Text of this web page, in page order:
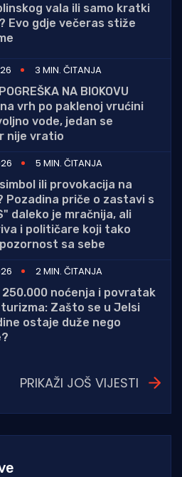
vala ili samo kratki
Evo gdje večeras stiže
3 MIN. ČITANJA
NA BIOKOVU
vrh po paklenoj vrućini
vode, jedan se
nije vratio
5 MIN. ČITANJA
ili provokacija na
Pozadina priče o zastavi s
daleko je mračnija, ali
i političare koji tako
sa sebe
2 MIN. ČITANJA
250.000 noćenja i povratak
Zašto se u Jelsi
ostaje duže nego
PRIKAŽI JOŠ VIJESTI